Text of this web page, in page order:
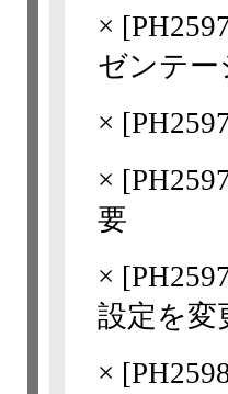
× [
ゼンテー
× [
× [
要
× [
設定を変
× [